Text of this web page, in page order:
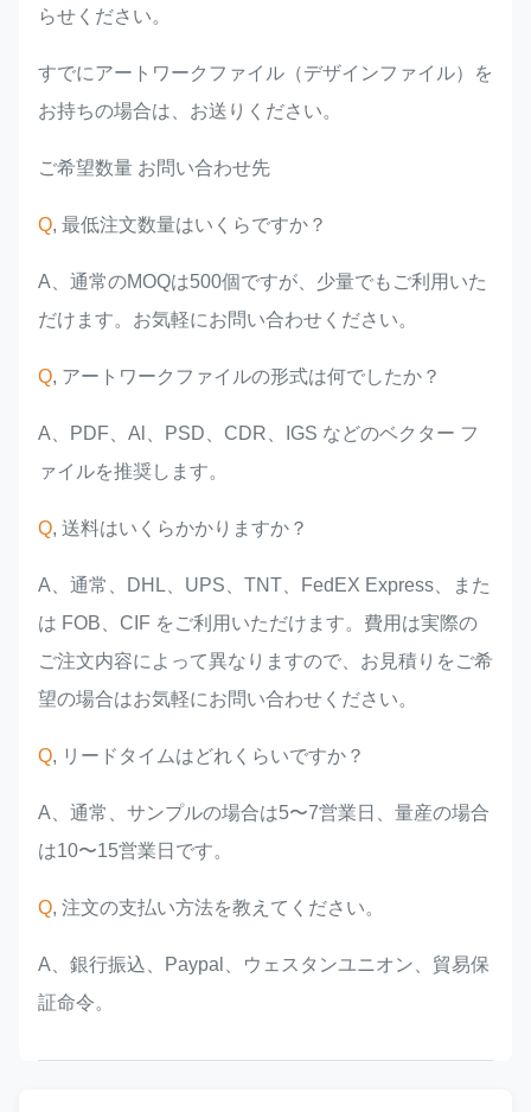
らせください。
すでにアートワークファイル（デザインファイル）を
お持ちの場合は、お送りください。
ご希望数量 お問い合わせ先
Q, 最低注文数量はいくらですか？
A、通常のMOQは500個ですが、少量でもご利用いた
だけます。お気軽にお問い合わせください。
Q, アートワークファイルの形式は何でしたか？
A、PDF、Al、PSD、CDR、IGS などのベクター フ
ァイルを推奨します。
Q, 送料はいくらかかりますか？
A、通常、DHL、UPS、TNT、FedEX Express、また
は FOB、CIF をご利用いただけます。費用は実際の
ご注文内容によって異なりますので、お見積りをご希
望の場合はお気軽にお問い合わせください。
Q, リードタイムはどれくらいですか？
A、通常、サンプルの場合は5〜7営業日、量産の場合
は10〜15営業日です。
Q, 注文の支払い方法を教えてください。
A、銀行振込、Paypal、ウェスタンユニオン、貿易保
証命令。